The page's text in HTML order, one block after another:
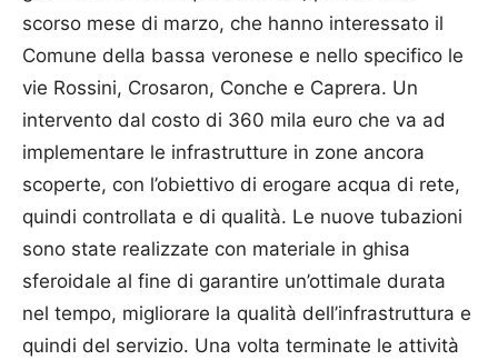
scorso mese di marzo, che hanno interessato il
Comune della bassa veronese e nello specifico le
vie Rossini, Crosaron, Conche e Caprera. Un
intervento dal costo di 360 mila euro che va ad
implementare le infrastrutture in zone ancora
scoperte, con l’obiettivo di erogare acqua di rete,
quindi controllata e di qualità. Le nuove tubazioni
sono state realizzate con materiale in ghisa
sferoidale al fine di garantire un’ottimale durata
nel tempo, migliorare la qualità dell’infrastruttura e
quindi del servizio. Una volta terminate le attività